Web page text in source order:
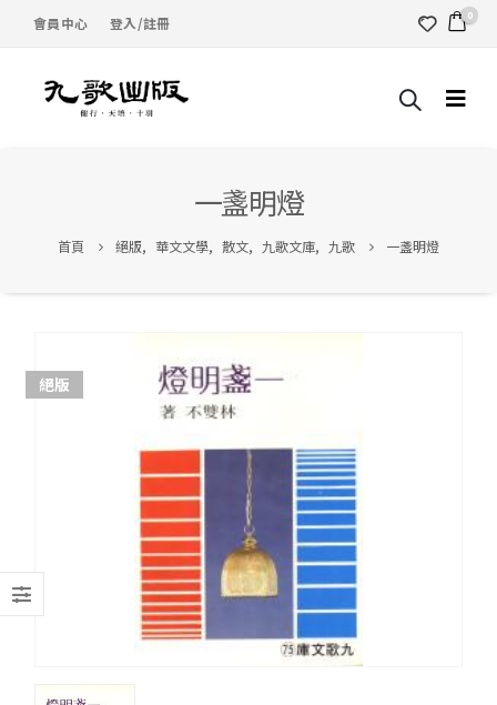
會員中心 登入/註冊 0
一盞明燈
首頁 絕版, 華文文學, 散文, 九歌文庫, 九歌 一盞明燈
絕版